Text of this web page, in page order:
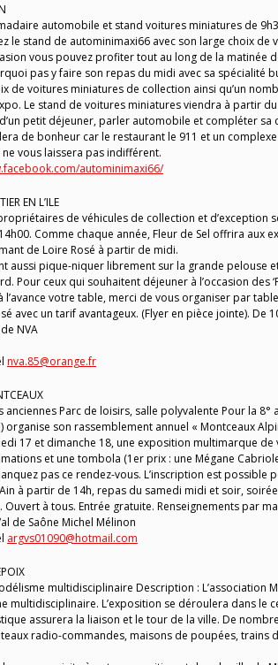
automobile et stand voitures miniatures de
le stand de autominimaxi66 avec son large choix
vous pouvez profiter tout au long de la
pas y faire son repas du midi avec sa spécialité
de voitures miniatures de collection ainsi qu’un
Le stand de voitures miniatures viendra à partir
petit déjeuner, parler automobile et compléter
de bonheur car le restaurant le 911 et un
vous laissera pas indifférent.
autominimaxi66/
EN L’ILE
de véhicules de collection et d’exception
Comme chaque année, Fleur de Sel offrira aux
de Loire Rosé à partir de midi.
aussi pique-niquer librement sur la grande pelouse
Pour ceux qui souhaitent déjeuner à l’occasion des
votre table, merci de vous organiser par
avec un tarif avantageux. (Flyer en pièce jointe). De
NVA
nva.85@orange.fr
Parc de loisirs, salle polyvalente Pour la 8°
organise son rassemblement annuel « Montceaux
17 et dimanche 18, une exposition multimarque
et une tombola (1er prix : une Mégane
pas ce rendez-vous. L’inscription est possible
à partir de 14h, repas du samedi midi et soir,
à tous. Entrée gratuite. Renseignements par
de Saône Michel Mélinon
argvs01090@hotmail.com
multidisciplinaire Description : L’association
multidisciplinaire. L’exposition se déroulera dans le
assurera la liaison et le tour de la ville. De
radio-commandes, maisons de poupées, trains